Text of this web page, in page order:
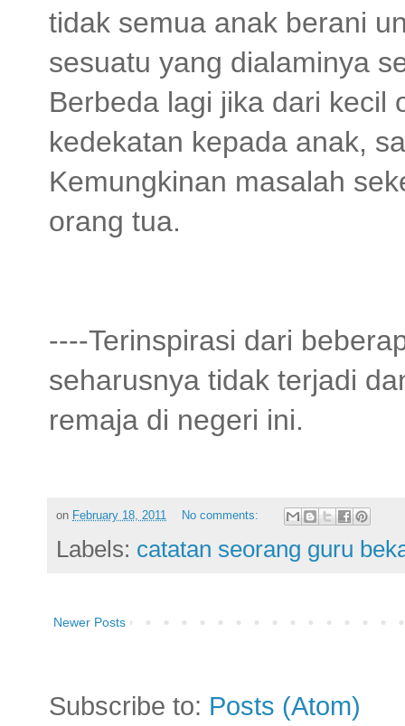
tidak semua anak berani
sesuatu yang dialaminya
Berbeda lagi jika dari kecil
kedekatan kepada anak,
Kemungkinan masalah
orang tua.
----Terinspirasi dari
seharusnya tidak terjadi
remaja di negeri ini.
on February 18, 2011 No comments:
Labels: catatan seorang guru
Newer Posts
Subscribe to: Posts (Atom)